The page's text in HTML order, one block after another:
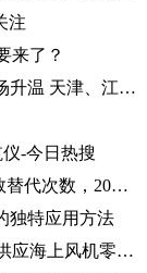
注
来了？
今日热文：五年来“最热”端午带动消费市场升温 天津、江苏、重庆等5省销售额超过2019年
-今日热搜
焦点观察：陈睿：B站视频将用播放分钟数替代次数，2022 年 UP 主总收入同比增加 28%
独特应用方法
振江股份澄清：公司主要为西门子歌美飒供应海上风机零部件-环球精选